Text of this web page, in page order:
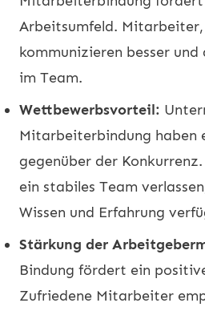
Arbeitsumfeld. Mitarbeiter,
kommunizieren besser
im Team.
Wettbewerbsvorteil:
Mitarbeiterbindung haben
gegenüber der
ein stabiles Team
Wissen und Erfahrung
Stärkung der
Bindung fördert ein
Zufriedene Mitarbeiter